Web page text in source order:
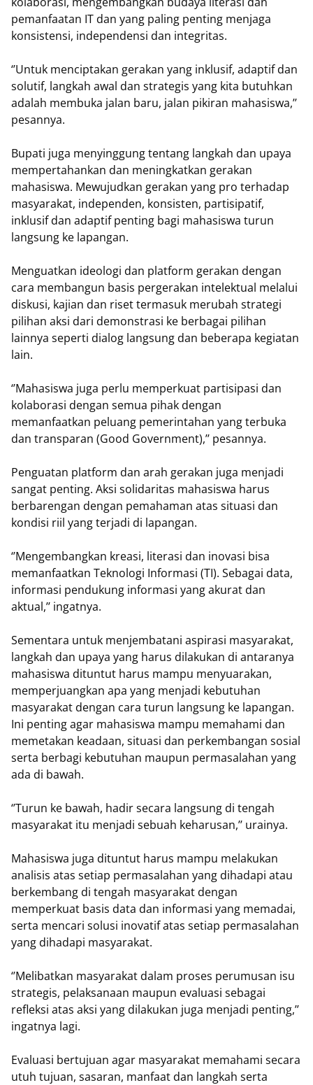
pemanfaatan IT dan yang paling penting menjaga
konsistensi, independensi dan integritas.
‘’Untuk menciptakan gerakan yang inklusif, adaptif dan
solutif, langkah awal dan strategis yang kita butuhkan
adalah membuka jalan baru, jalan pikiran mahasiswa,’’
pesannya.
Bupati juga menyinggung tentang langkah dan upaya
mempertahankan dan meningkatkan gerakan
mahasiswa. Mewujudkan gerakan yang pro terhadap
masyarakat, independen, konsisten, partisipatif,
inklusif dan adaptif penting bagi mahasiswa turun
langsung ke lapangan.
Menguatkan ideologi dan platform gerakan dengan
cara membangun basis pergerakan intelektual melalui
diskusi, kajian dan riset termasuk merubah strategi
pilihan aksi dari demonstrasi ke berbagai pilihan
lainnya seperti dialog langsung dan beberapa kegiatan
lain.
‘’Mahasiswa juga perlu memperkuat partisipasi dan
kolaborasi dengan semua pihak dengan
memanfaatkan peluang pemerintahan yang terbuka
dan transparan (Good Government),’’ pesannya.
Penguatan platform dan arah gerakan juga menjadi
sangat penting. Aksi solidaritas mahasiswa harus
berbarengan dengan pemahaman atas situasi dan
kondisi riil yang terjadi di lapangan.
‘’Mengembangkan kreasi, literasi dan inovasi bisa
memanfaatkan Teknologi Informasi (TI). Sebagai data,
informasi pendukung informasi yang akurat dan
aktual,’’ ingatnya.
Sementara untuk menjembatani aspirasi masyarakat,
langkah dan upaya yang harus dilakukan di antaranya
mahasiswa dituntut harus mampu menyuarakan,
memperjuangkan apa yang menjadi kebutuhan
masyarakat dengan cara turun langsung ke lapangan.
Ini penting agar mahasiswa mampu memahami dan
memetakan keadaan, situasi dan perkembangan sosial
serta berbagi kebutuhan maupun permasalahan yang
ada di bawah.
‘’Turun ke bawah, hadir secara langsung di tengah
masyarakat itu menjadi sebuah keharusan,’’ urainya.
Mahasiswa juga dituntut harus mampu melakukan
analisis atas setiap permasalahan yang dihadapi atau
berkembang di tengah masyarakat dengan
memperkuat basis data dan informasi yang memadai,
serta mencari solusi inovatif atas setiap permasalahan
yang dihadapi masyarakat.
‘’Melibatkan masyarakat dalam proses perumusan isu
strategis, pelaksanaan maupun evaluasi sebagai
refleksi atas aksi yang dilakukan juga menjadi penting,’’
ingatnya lagi.
Evaluasi bertujuan agar masyarakat memahami secara
utuh tujuan, sasaran, manfaat dan langkah serta